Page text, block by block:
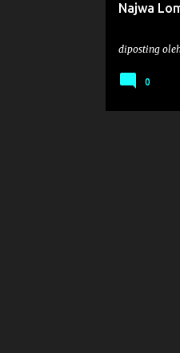
Najwa
diposting
0